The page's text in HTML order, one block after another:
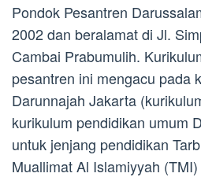
Pondok Pesantren
2002 dan beralamat di Jl.
Cambai Prabumulih.
pesantren ini mengacu pada
Darunnajah Jakarta
kurikulum pendidikan umum
untuk jenjang pendidikan
Muallimat Al Islamiyyah